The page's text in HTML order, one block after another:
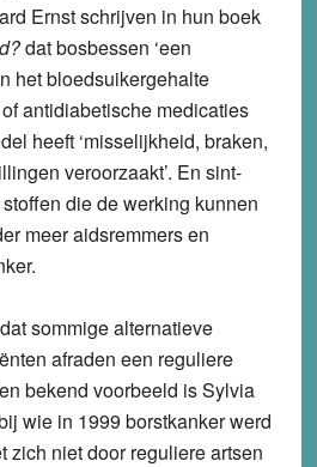
Ernst schrijven in hun boek
dat bosbessen ‘een
het bloedsuikergehalte
antidiabetische medicaties
heeft ‘misselijkheid, braken,
veroorzaakt’. En sint-
die de werking kunnen
meer aidsremmers en
sommige alternatieve
afraden een reguliere
bekend voorbeeld is Sylvia
wie in 1999 borstkanker werd
zich niet door reguliere artsen